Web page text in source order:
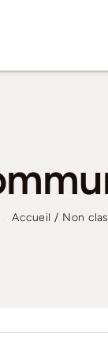
Accueil Non